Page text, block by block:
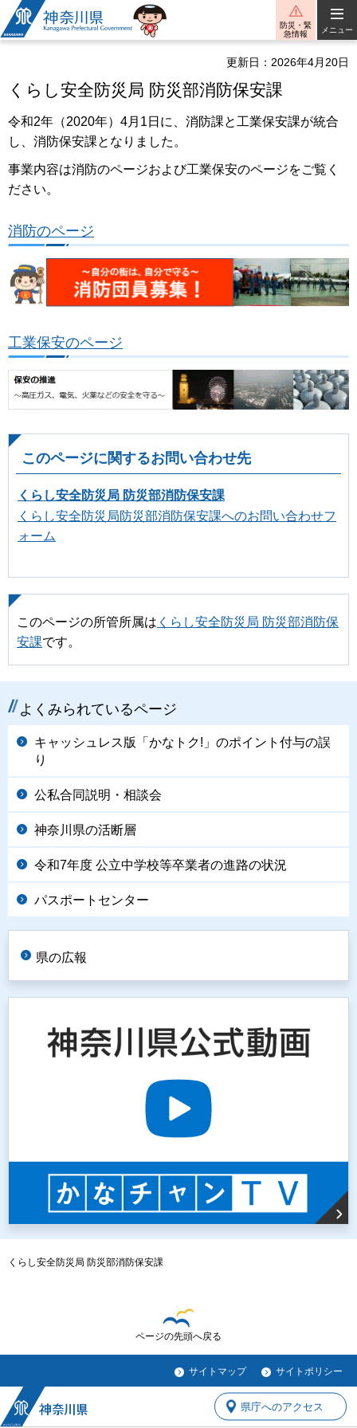
神奈川県
防災・緊
急情報
メニュー
更新日：2026年4月20日
くらし安全防災局 防災部消防保安課
令和2年（2020年）4月1日に、消防課と工業保安課が統合
し、消防保安課となりました。
事業内容は消防のページおよび工業保安のページをご覧く
ださい。
消防のページ
工業保安のページ
このページに関するお問い合わせ先
くらし安全防災局 防災部消防保安課
くらし安全防災局防災部消防保安課へのお問い合わせフ
ォーム
このページの所管所属は くらし安全防災局 防災部消防保
安課です。
よくみられているページ
キャッシュレス版「かなトク!」のポイント付与の誤
り
公私合同説明・相談会
神奈川県の活断層
令和7年度 公立中学校等卒業者の進路の状況
パスポートセンター
県の広報
くらし安全防災局 防災部消防保安課
ページの先頭へ戻る
サイトマップ サイトポリシー
県庁へのアクセス